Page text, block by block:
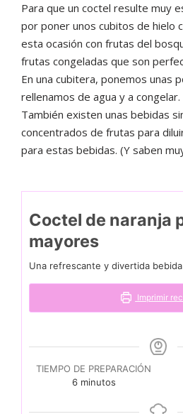
Para que un coctel resulte muy
por poner unos cubitos de hielo
esta ocasión con frutas del
frutas congeladas que son
En una cubitera, ponemos unas
rellenamos de agua y a congelar.
También existen unas bebidas
concentrados de frutas para
para estas bebidas. (Y saben
Coctel de naranja
mayores
Una refrescante y divertida
Imprimir
TIEMPO DE PREPARACIÓN
6minutos
minutos